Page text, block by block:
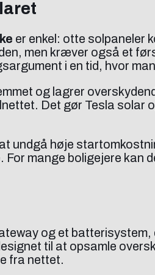
er enkel: otte solpaneler
men kræver også et
i en tid, hvor
og lagrer
Det gør Tesla solar
undgå høje
mange boligejere kan
og et
til at opsamle
fra nettet.